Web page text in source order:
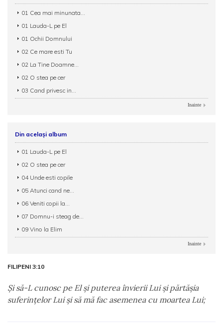
01 Cea mai minunata...
01 Lauda-L pe El
01 Ochii Domnului
02 Ce mare esti Tu
02 La Tine Doamne...
02 O stea pe cer
03 Cand privesc in...
Inainte
Din același album
01 Lauda-L pe El
02 O stea pe cer
04 Unde esti copile
05 Atunci cand ne...
06 Veniti copii la...
07 Domnu-i steag de...
09 Vino la Elim
Inainte
FILIPENI 3:10
Şi să-L cunosc pe El şi puterea învierii Lui şi părtăşia
suferinţelor Lui şi să mă fac asemenea cu moartea Lui;